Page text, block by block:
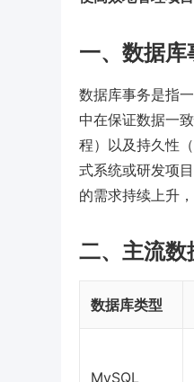
一、数据
数据库事务是指
中在保证数据一
程）以及持久性
式系统或研发项
的需求持续上升
二、主流数
数据库类型
MySQL